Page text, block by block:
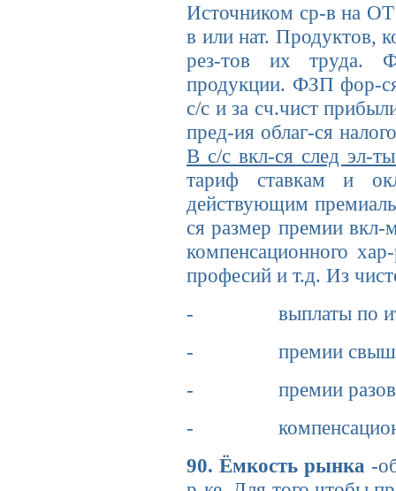
Источником ср-в на
в или нат. Продуктов,
рез-тов их труда.
продукции. ФЗП фор-
с/с и за сч.чист
пред-ия облаг-ся
В с/с вкл-ся след эл-
тариф ставкам и
действующим
ся размер премии
компенсационного
професий и т.д. Из
- выплаты по
- премии свыше
- премии
- компенсационные
90. Ёмкость рынка -